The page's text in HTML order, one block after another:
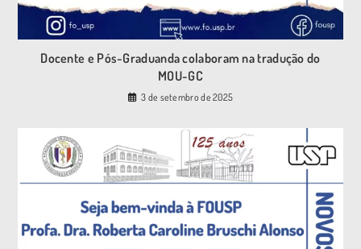
Docente e Pós-Graduanda colaboram na tradução do
MOU-GC
3 de setembro de 2025